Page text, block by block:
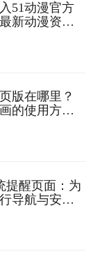
51动漫官方
新动漫资
版在哪里？
的使用方法
提醒页面：为
导航与安全